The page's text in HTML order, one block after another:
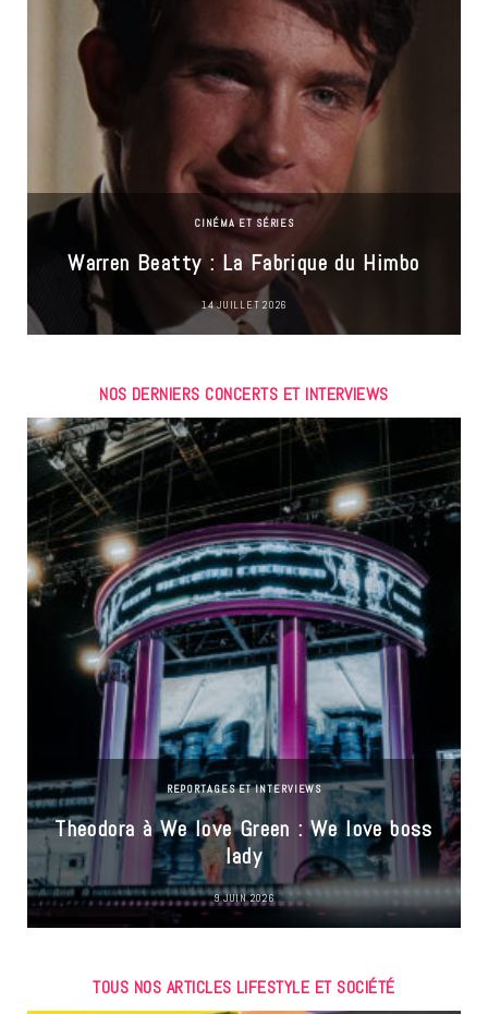
CINÉMA ET SÉRIES
Warren Beatty : La Fabrique du Himbo
14 JUILLET 2026
NOS DERNIERS CONCERTS ET INTERVIEWS
REPORTAGES ET INTERVIEWS
Theodora à We love Green : We love boss
lady
9 JUIN 2026
TOUS NOS ARTICLES LIFESTYLE ET SOCIÉTÉ